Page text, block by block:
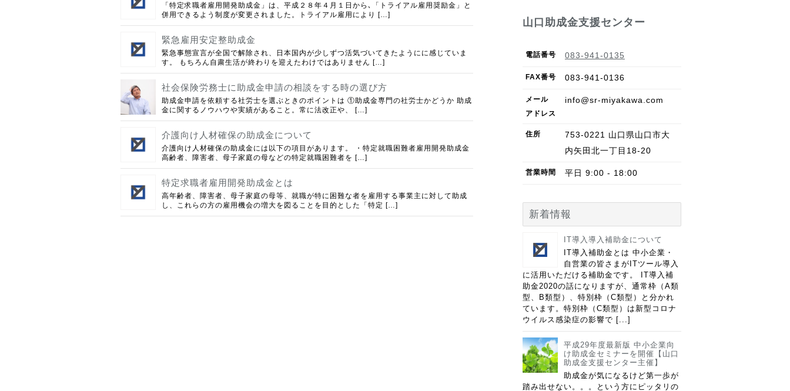
「特定求職者雇用開発助成金」は、平成２８年４月１日から､「トライアル雇用奨励金」と
併用できるよう制度が変更されました。トライアル雇用により […]
緊急雇用安定整助成金
緊急事態宣言が全国で解除され、日本国内が少しずつ活気づいてきたようにに感じていま
す。 もちろん自粛生活が終わりを迎えたわけではありません […]
社会保険労務士に助成金申請の相談をする時の選び方
助成金申請を依頼する社労士を選ぶときのポイントは ①助成金専門の社労士かどうか 助成
金に関するノウハウや実績があること。常に法改正や、 […]
介護向け人材確保の助成金について
介護向け人材確保の助成金には以下の項目があります。 ・特定就職困難者雇用開発助成金
高齢者、障害者、母子家庭の母などの特定就職困難者を […]
特定求職者雇用開発助成金とは
高年齢者、障害者、母子家庭の母等、就職が特に困難な者を雇用する事業主に対して助成
し、これらの方の雇用機会の増大を図ることを目的とした「特定 […]
山口助成金支援センター
電話番号 083-941-0135
FAX番号 083-941-0136
メール
アドレス
info@sr-miyakawa.com
住所 753-0221 山口県山口市大
内矢田北一丁目18-20
営業時間 平日 9:00 - 18:00
新着情報
IT導入導入補助金について
IT導入補助金とは 中小企業・
自営業の皆さまがITツール導入
に活用いただける補助金です。 IT導入補
助金2020の話になりますが、通常枠（A類
型、B類型）、特別枠（C類型）と分かれ
ています。特別枠（C類型）は新型コロナ
ウイルス感染症の影響で [...]
平成29年度最新版 中小企業向
け助成金セミナーを開催【山口
助成金支援センター主催】
助成金が気になるけど第一歩が
踏み出せない。。。という方にピッタリの